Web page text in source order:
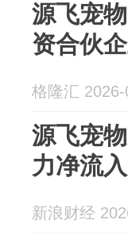
源飞宠
资合伙
格隆汇 2026-
源飞宠
力净流
新浪财经